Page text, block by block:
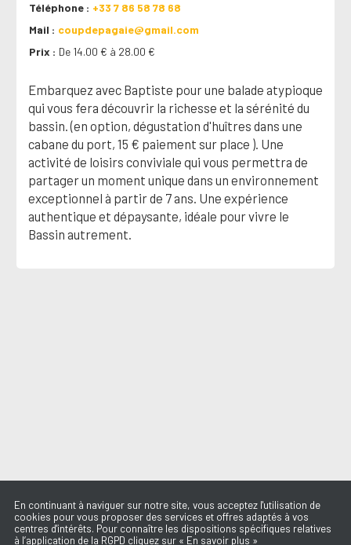
Téléphone
+33 7 86 58 78 68
Mail
coupdepagaie@gmail.com
Prix
De 14.00 € à 28.00 €
Embarquez avec Baptiste pour une balade atypioque
qui vous fera découvrir la richesse et la sérénité du
bassin. (en option, dégustation d'huîtres dans une
cabane du port, 15 € paiement sur place ). Une
activité de loisirs conviviale qui vous permettra de
partager un moment unique dans un environnement
exceptionnel à partir de 7 ans. Une expérience
authentique et dépaysante, idéale pour vivre le
Bassin autrement.
En continuant à naviguer sur notre site, vous acceptez l'utilisation de
cookies pour vous proposer des services et offres adaptés à vos
centres d'intérêts. Pour connaître les dispositions spécifiques relatives
à l’application de la RGPD cliquez sur « En savoir plus »